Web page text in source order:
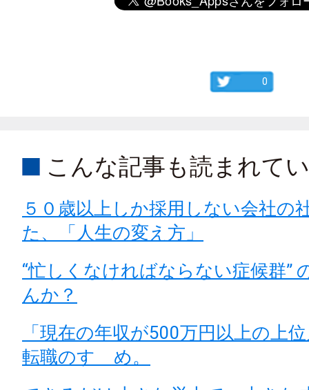
0
こんな記事も読まれて
５０歳以上しか採用しない会社の
た、「人生の変え方」
“忙しくなければならない症候群”
んか？
「現在の年収が500万円以上の上
転職のすゝめ。